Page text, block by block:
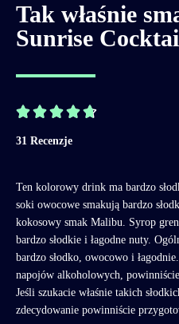
Tak właśnie
Sunrise

31 Recenzje
Ten kolorowy drink ma bardzo
soki owocowe smakują bardzo
kokosowy smak Malibu. Syrop
bardzo słodkie i łagodne nuty.
bardzo słodko, owocowo i
napojów alkoholowych,
Jeśli szukacie właśnie takich
zdecydowanie powinniście